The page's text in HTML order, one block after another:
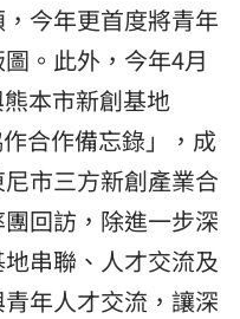
今年更首度將青年
。此外，今年4月
本市新創基地
合作備忘錄」，成
市三方新創產業合
回訪，除進一步深
串聯、人才交流及
年人才交流，讓深